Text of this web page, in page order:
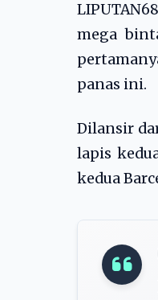
mega
panas ini.
Dilansir
lapis
kedua